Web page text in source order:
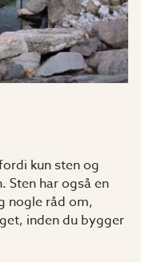
kun sten og
har også en
nogle råd om,
inden du bygger